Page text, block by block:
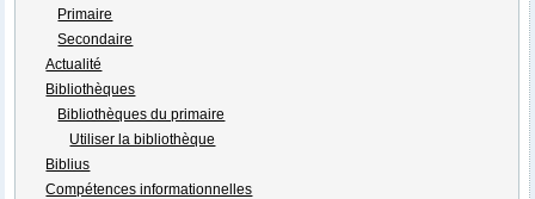
Primaire
Secondaire
Actualité
Bibliothèques
Bibliothèques du primaire
Utiliser la bibliothèque
Biblius
Compétences informationnelles